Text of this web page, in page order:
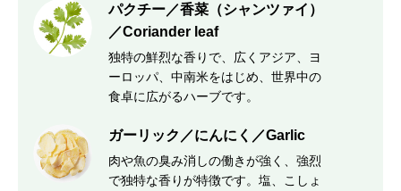
パクチー／香菜（シャンツァイ）
／Coriander leaf
独特の鮮烈な香りで、広くアジア、ヨ
ーロッパ、中南米をはじめ、世界中の
食卓に広がるハーブです。
ガーリック／にんにく／Garlic
肉や魚の臭み消しの働きが強く、強烈
で独特な香りが特徴です。塩、こしょ